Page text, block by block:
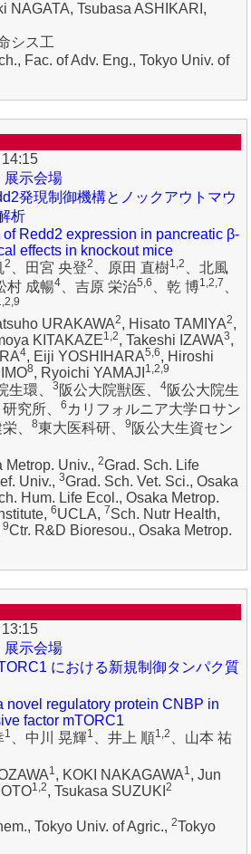
NAGATA, Tsubasa ASHIKARI,
シス工
Fac. of Adv. Eng., Tokyo Univ. of
展示会場
発現制御機構とノックアウトマウ
析
Redd2 expression in pancreatic β-
effects in knockout mice
2 、田宮 央登2 、原田 直樹1,2 、北風
村 成暢4、吉原 栄治5,6 、乾 博1,2,7 、
URAKAWA2, Hisato TAMIYA2,
KITAKAZE1,2, Takeshi IZAWA3,
4, Eiji YOSHIHARA5,6, Hiroshi
8, Ryoichi YAMAJI 1,2,9
生環、 3 阪公大院獣医、 4阪公大院生
究所、 6 カリフォルニア大学ロサン
、 8東大医科研、 9 阪公大生資セン
Metrop. Univ., 2Grad. Sch. Life
Univ., 3Grad. Sch. Vet. Sci., Osaka
Hum. Life Ecol., Osaka Metrop.
6UCLA, 7Sch. Nutr Health,
9Ctr. R&D Bioresou., Osaka Metrop.
展示会場
における新規制御タンパク質
novel regulatory protein CNBP in
factor mTORC1
1 、中川 晃輝1 、井上 順1,2 、山本 祐
1, KOKI NAKAGAWA1, Jun
1,2, Tsukasa SUZUKI 2
Tokyo Univ. of Agric., 2Tokyo